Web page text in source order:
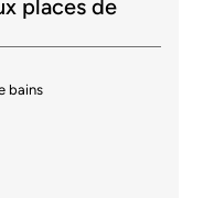
places de
bains